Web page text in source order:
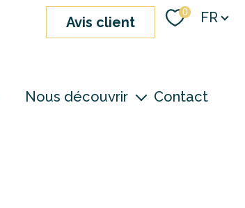
avis client
0 Langue
FR
Nous découvrir Contact